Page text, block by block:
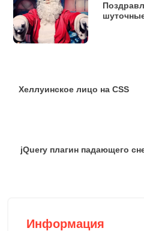
Хеллуинское лицо на CSS
jQuery плагин падающего
Информация